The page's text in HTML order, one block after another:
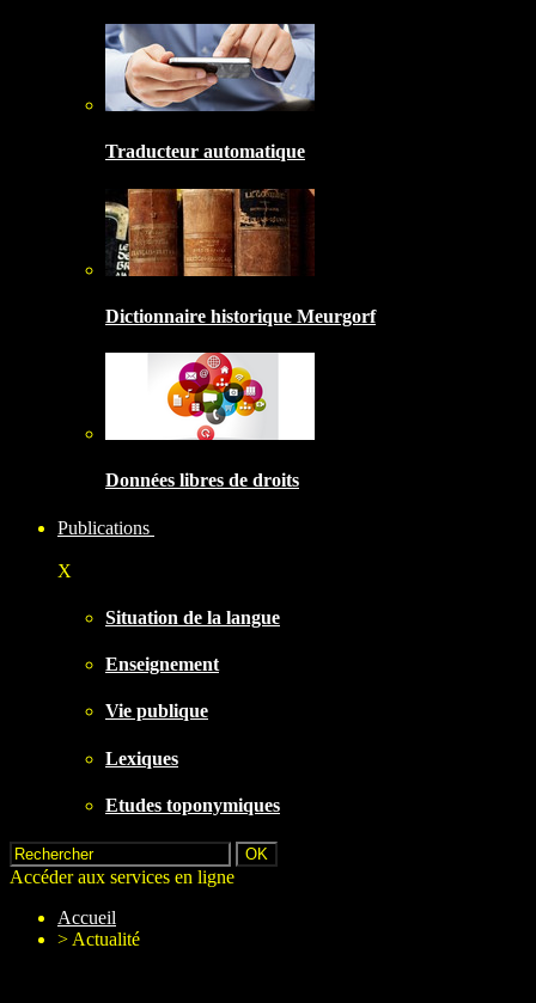
Traducteur automatique
Dictionnaire historique Meurgorf
Données libres de droits
Publications
X
Situation de la langue
Enseignement
Vie publique
Lexiques
Etudes toponymiques
Accéder aux services en ligne
Accueil
> Actualité